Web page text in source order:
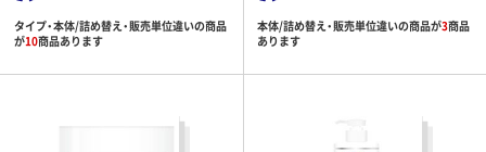
タイプ・本体/詰め替え・販売単位違いの商品
が10商品あります
本体/詰め替え・販売単位違いの商品が3商品
あります